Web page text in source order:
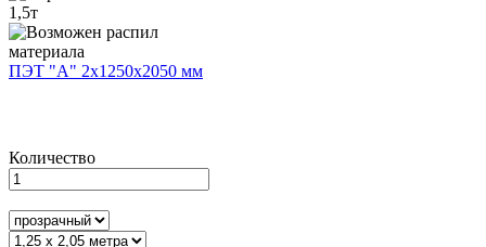
ПЭТ "А" 2х1250х2050 мм
Количество